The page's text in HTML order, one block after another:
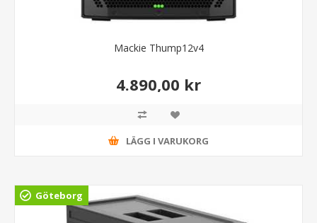
Mackie Thump12v4
4.890,00 kr
LÄGG I VARUKORG
Göteborg